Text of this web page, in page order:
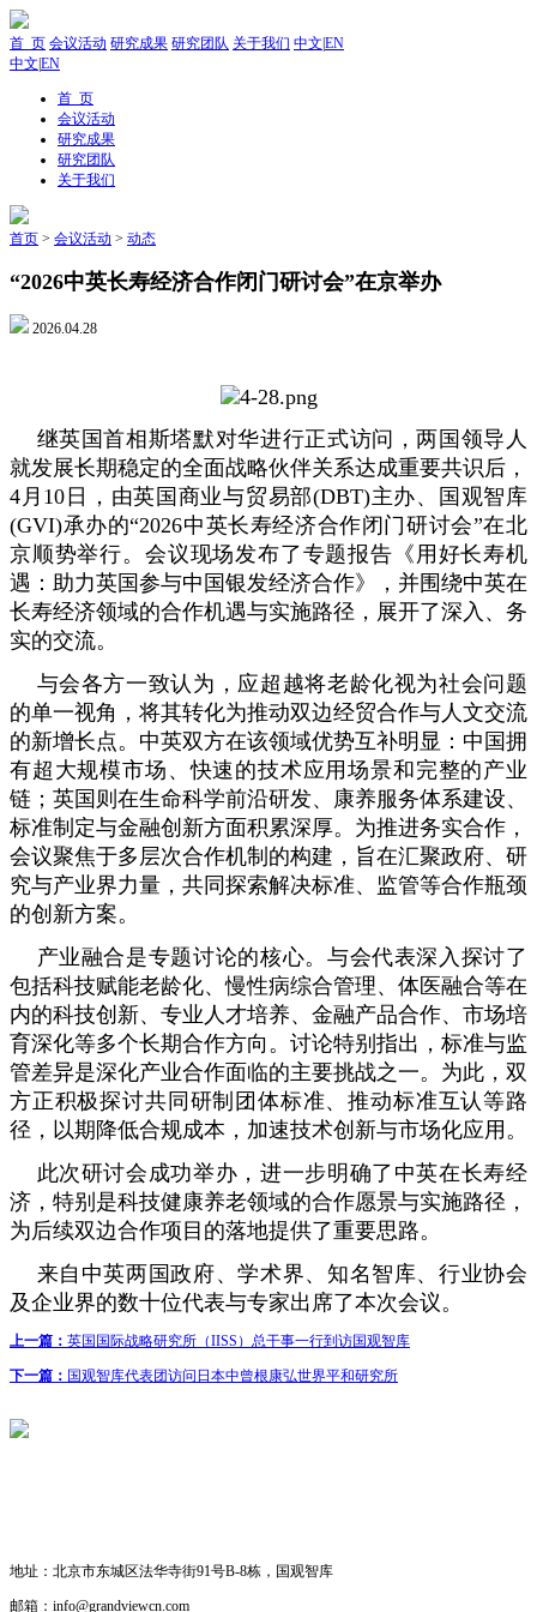
首 页 会议活动 研究成果 研究团队 关于我们 中文 EN
中文 EN
首 页
会议活动
研究成果
研究团队
关于我们
首页 > 会议活动 > 动态
“2026中英长寿经济合作闭门研讨会”在京举办
2026.04.28
继英国首相斯塔默对华进行正式访问，两国领导人
就发展长期稳定的全面战略伙伴关系达成重要共识后，
4月10日，由英国商业与贸易部(DBT)主办、国观智库
(GVI)承办的“2026中英长寿经济合作闭门研讨会”在北
京顺势举行。会议现场发布了专题报告《用好长寿机
遇：助力英国参与中国银发经济合作》，并围绕中英在
长寿经济领域的合作机遇与实施路径，展开了深入、务
实的交流。
与会各方一致认为，应超越将老龄化视为社会问题
的单一视角，将其转化为推动双边经贸合作与人文交流
的新增长点。中英双方在该领域优势互补明显：中国拥
有超大规模市场、快速的技术应用场景和完整的产业
链；英国则在生命科学前沿研发、康养服务体系建设、
标准制定与金融创新方面积累深厚。为推进务实合作，
会议聚焦于多层次合作机制的构建，旨在汇聚政府、研
究与产业界力量，共同探索解决标准、监管等合作瓶颈
的创新方案。
产业融合是专题讨论的核心。与会代表深入探讨了
包括科技赋能老龄化、慢性病综合管理、体医融合等在
内的科技创新、专业人才培养、金融产品合作、市场培
育深化等多个长期合作方向。讨论特别指出，标准与监
管差异是深化产业合作面临的主要挑战之一。为此，双
方正积极探讨共同研制团体标准、推动标准互认等路
径，以期降低合规成本，加速技术创新与市场化应用。
此次研讨会成功举办，进一步明确了中英在长寿经
济，特别是科技健康养老领域的合作愿景与实施路径，
为后续双边合作项目的落地提供了重要思路。
来自中英两国政府、学术界、知名智库、行业协会
及企业界的数十位代表与专家出席了本次会议。
上一篇： 英国国际战略研究所（IISS）总干事一行到访国观智库
下一篇： 国观智库代表团访问日本中曾根康弘世界平和研究所
地址： 北京市东城区法华寺街91号B-8栋，国观智库
邮箱： info@grandviewcn.com